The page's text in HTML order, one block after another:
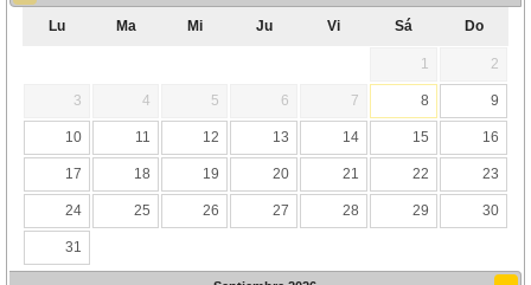
Lu Ma Mi Ju Vi Sá Do
1 2
3 4 5 6 7 8 9
10 11 12 13 14 15 16
17 18 19 20 21 22 23
24 25 26 27 28 29 30
31